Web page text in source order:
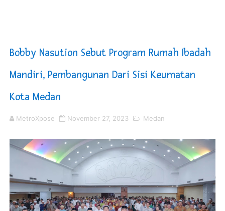
DPRD Kota Bekasi Minta Penanganan Pencemaran
Unggul 3 Gol Kesebelasan MKRE FC Raih Tiket
Jelang HUT RI ke 81Turnamen Olah Anak Muda Kota
Bobby Nasution Sebut Program Rumah Ibadah
Mandiri, Pembangunan Dari Sisi Keumatan
Kota Medan
MetroXpose November 27, 2023 Medan